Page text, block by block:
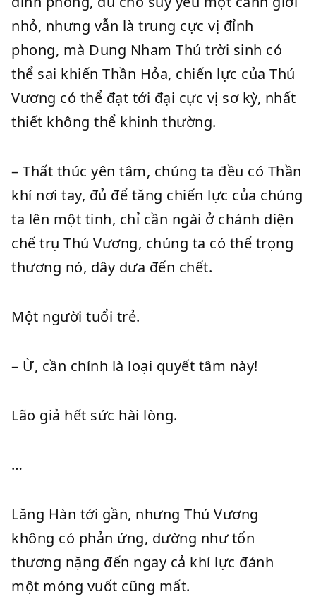
nhỏ, nhưng vẫn là trung cực vị đỉnh
phong, mà Dung Nham Thú trời sinh có
thể sai khiến Thần Hỏa, chiến lực của Thú
Vương có thể đạt tới đại cực vị sơ kỳ, nhất
thiết không thể khinh thường.
– Thất thúc yên tâm, chúng ta đều có Thần
khí nơi tay, đủ để tăng chiến lực của chúng
ta lên một tinh, chỉ cần ngài ở chánh diện
chế trụ Thú Vương, chúng ta có thể trọng
thương nó, dây dưa đến chết.
Một người tuổi trẻ.
– Ừ, cần chính là loại quyết tâm này!
Lão giả hết sức hài lòng.
…
Lăng Hàn tới gần, nhưng Thú Vương
không có phản ứng, dường như tổn
thương nặng đến ngay cả khí lực đánh
một móng vuốt cũng mất.